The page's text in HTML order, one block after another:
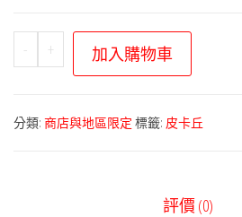
-
寶
可
商
+ 加入購物車
分類: 商店與地區限定 標籤: 皮卡丘
評價 (0)